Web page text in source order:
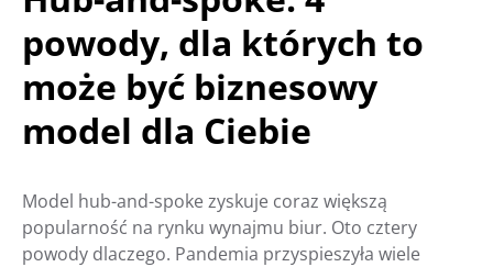
powody, dla których to
może być biznesowy
model dla Ciebie
Model hub-and-spoke zyskuje coraz większą
popularność na rynku wynajmu biur. Oto cztery
powody dlaczego. Pandemia przyspieszyła wiele